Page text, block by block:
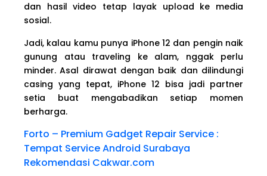
dan hasil video tetap layak upload ke media
sosial.
Jadi, kalau kamu punya iPhone 12 dan pengin naik
gunung atau traveling ke alam, nggak perlu
minder. Asal dirawat dengan baik dan dilindungi
casing yang tepat, iPhone 12 bisa jadi partner
setia buat mengabadikan setiap momen
berharga.
Forto – Premium Gadget Repair Service :
Tempat Service Android Surabaya
Rekomendasi Cakwar.com